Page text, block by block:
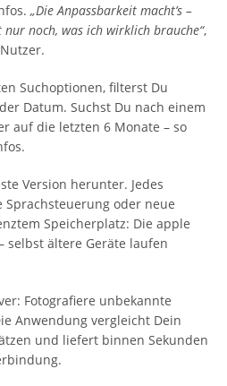
„Die Anpassbarkeit macht’s –
noch, was ich wirklich brauche“,
Suchoptionen, filterst Du
Datum. Suchst Du nach einem
auf die letzten 6 Monate – so
Version herunter. Jedes
oder neue
Speicherplatz: Die apple
selbst ältere Geräte laufen
Fotografiere unbekannte
Anwendung vergleicht Dein
und liefert binnen Sekunden